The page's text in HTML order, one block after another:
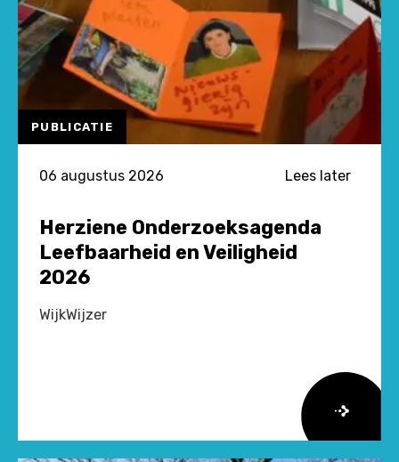
PUBLICATIE
06 augustus 2026 Lees later
Herziene Onderzoeksagenda
Leefbaarheid en Veiligheid
2026
WijkWijzer